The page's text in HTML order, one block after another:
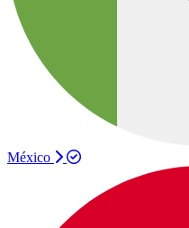
México